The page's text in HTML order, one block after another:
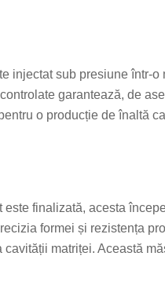
injectat sub presiune într-
garantează, de
o producție de înaltă
finalizată, acesta
formei și rezistența
matriței. Această